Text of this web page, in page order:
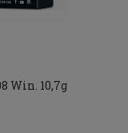
Win. 10,7g